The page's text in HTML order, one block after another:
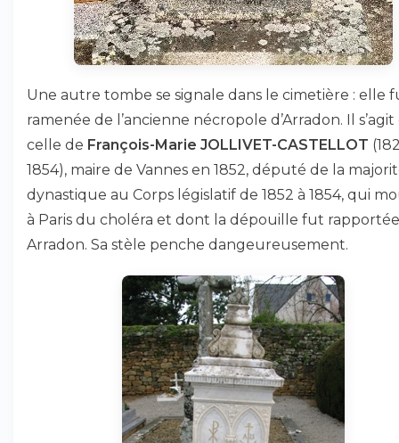
Une autre tombe se signale dans le cimetière : elle
ramenée de l’ancienne nécropole d’Arradon. Il s’agit
celle de François-Marie JOLLIVET-CASTELLOT
1854), maire de Vannes en 1852, député de la
dynastique au Corps législatif de 1852 à 1854, qui
à Paris du choléra et dont la dépouille fut
Arradon. Sa stèle penche dangeureusement.